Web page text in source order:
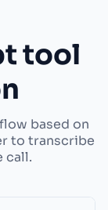
tool
based on
to transcribe
call.